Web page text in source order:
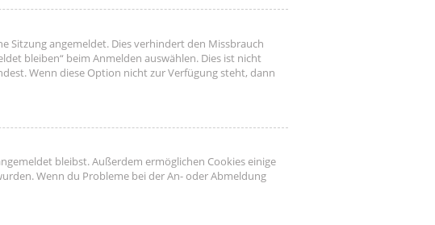
Sitzung angemeldet. Dies verhindert den Missbrauch
bleiben“ beim Anmelden auswählen. Dies ist nicht
Wenn diese Option nicht zur Verfügung steht, dann
bleibst. Außerdem ermöglichen Cookies einige
Wenn du Probleme bei der An- oder Abmeldung